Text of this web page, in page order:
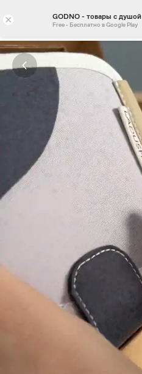
× GODNO - товары с душой
Free - Бесплатно в Google Play